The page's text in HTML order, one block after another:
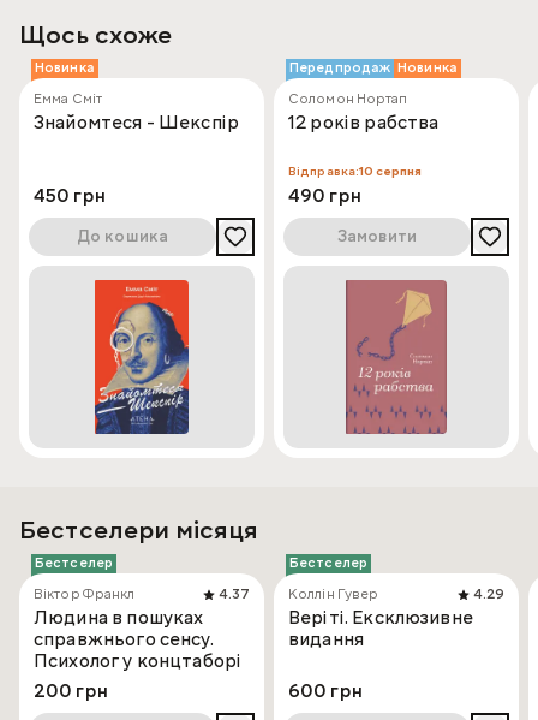
Щось схоже
Новинка
Емма Сміт
Знайомтеся - Шекспір
450 грн
До кошика
Передпродаж Новинка
Соломон Нортап
12 років рабства
Відправка:10 серпня
490 грн
Замовити
Бестселери місяця
Бестселер
Віктор Франкл
4.37
Людина в пошуках
справжнього сенсу.
Психолог у концтаборі
200 грн
Бестселер
Коллін Гувер
4.29
Веріті. Ексклюзивне
видання
600 грн